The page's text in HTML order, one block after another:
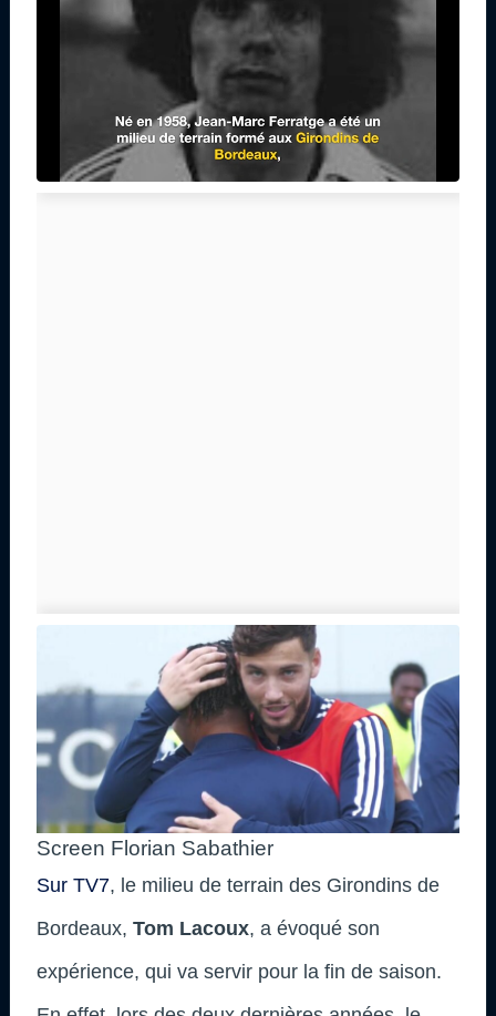
Screen Florian Sabathier
Sur TV7, le milieu de terrain des Girondins de
Bordeaux, Tom Lacoux, a évoqué son
expérience, qui va servir pour la fin de saison.